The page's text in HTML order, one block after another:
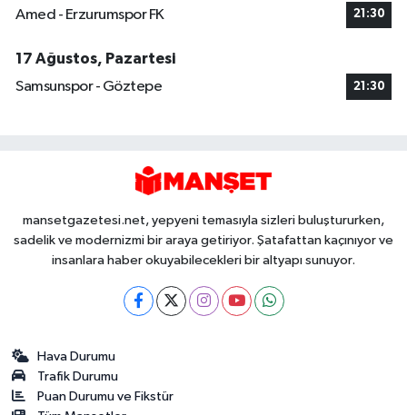
Amed - Erzurumspor FK 21:30
17 Ağustos, Pazartesi
Samsunspor - Göztepe
21:30
mansetgazetesi.net, yepyeni temasıyla sizleri buluştururken,
sadelik ve modernizmi bir araya getiriyor. Şatafattan kaçınıyor ve
insanlara haber okuyabilecekleri bir altyapı sunuyor.
Hava Durumu
Trafik Durumu
Puan Durumu ve Fikstür